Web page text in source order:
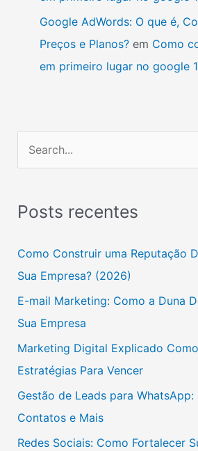
Google AdWords: O que é,
Preços e Planos?em Como
em primeiro lugar no google
q
a
r
p
o
r
:
Posts recentes
Como Construir uma Reputação
Sua Empresa? (2026)
E-mail Marketing: Como a Duna
Sua Empresa
Marketing Digital Explicado
Estratégias Para Vencer
Gestão de Leads para
Contatos e Mais
Redes Sociais: Como Fortalecer